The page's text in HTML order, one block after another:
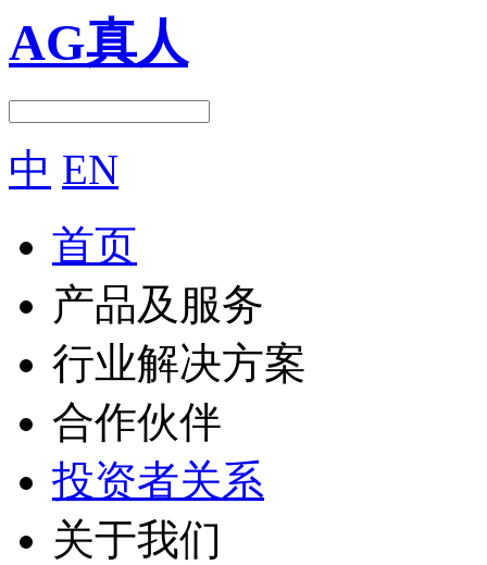
AG真人
中 EN
首页
产品及服务
行业解决方案
合作伙伴
投资者关系
关于我们